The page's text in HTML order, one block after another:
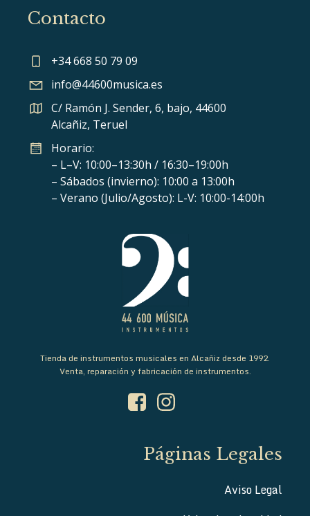
Contacto
+34 668 50 79 09
info@44600musica.es
C/ Ramón J. Sender, 6, bajo, 44600
Alcañiz, Teruel
Horario:
– L–V: 10:00–13:30h / 16:30–19:00h
– Sábados (invierno): 10:00 a 13:00h
– Verano (Julio/Agosto): L-V: 10:00-14:00h
Tienda de instrumentos musicales en Alcañiz desde 1992.
Venta, reparación y fabricación de instrumentos.
Páginas Legales
Aviso Legal